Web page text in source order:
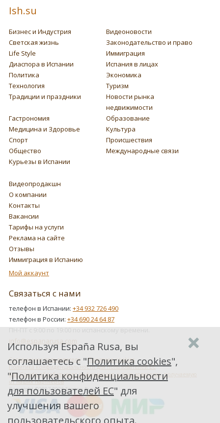
Ish.su
Бизнес и Индустрия
Видеоновости
Светская жизнь
Законодательство и право
Life Style
Иммиграция
Диаспора в Испании
Испания в лицах
Политика
Экономика
Технология
Туризм
Традиции и праздники
Новости рынка
недвижимости
Гастрономия
Образование
Медицина и Здоровье
Культура
Спорт
Происшествия
Общество
Международные связи
Курьезы в Испании
Видеопродакшн
О компании
Контакты
Вакансии
Тарифы на услуги
Реклама на сайте
Отзывы
Иммиграция в Испанию
Мой аккаунт
Связаться с нами
телефон в Испании: +34 932 726 490
телефон в России: +34 690 24 64 87
ПН-ПТ с 9:00 по 19:00 по испанскому времени.
info@espanarusa.com
Соглашение пользователя
Политика cookies
Политика конфиденциальности для пользователей ЕС
Как Google обрабатывает информацию о пользователях, получаемую
от наших партнеров
Copyright ©2007-2026 Espana Rusa
Используя España Rusa, вы
соглашаетесь с "Политика cookies",
"Политика конфиденциальности
для пользователей ЕС" для
улучшения вашего
пользовательского опыта.